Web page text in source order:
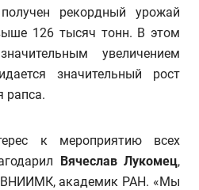
рекордный урожай
126 тысяч тонн. В этом
увеличением
значительный рост
рапса.
к мероприятию всех
Вячеслав Лукомец,
академик РАН. «Мы